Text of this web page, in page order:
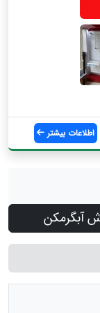
اطلاعات بیشتر
آبگرمکن